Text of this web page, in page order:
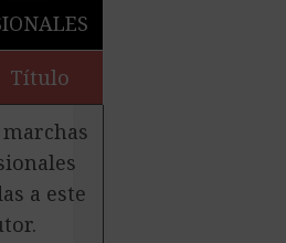
Título
a este